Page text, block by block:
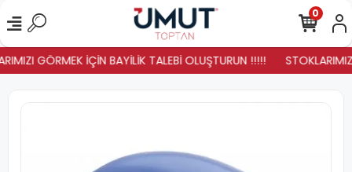
GÖRMEK İÇİN BAYİLİK TALEBİ OLUŞTURUN !!!!!
0